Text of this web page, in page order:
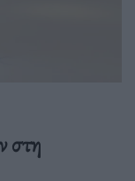
στη